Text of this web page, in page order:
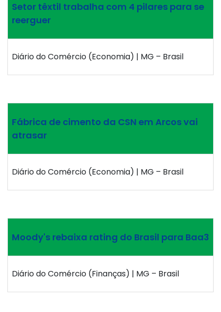
Setor têxtil trabalha com 4 pilares para se
reerguer
Diário do Comércio (Economia) | MG – Brasil
Fábrica de cimento da CSN em Arcos vai
atrasar
Diário do Comércio (Economia) | MG – Brasil
Moody's rebaixa rating do Brasil para Baa3
Diário do Comércio (Finanças) | MG – Brasil